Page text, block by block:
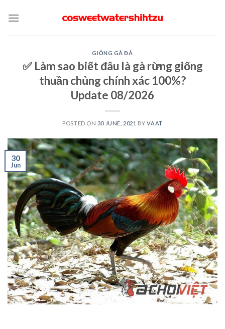
GIỐNG GÀ ĐÁ
✅ Làm sao biết đâu là gà rừng giống
thuần chủng chính xác 100%?
Update 08/2026
POSTED ON 30 JUNE, 2021 BYVAAT
30
Jun